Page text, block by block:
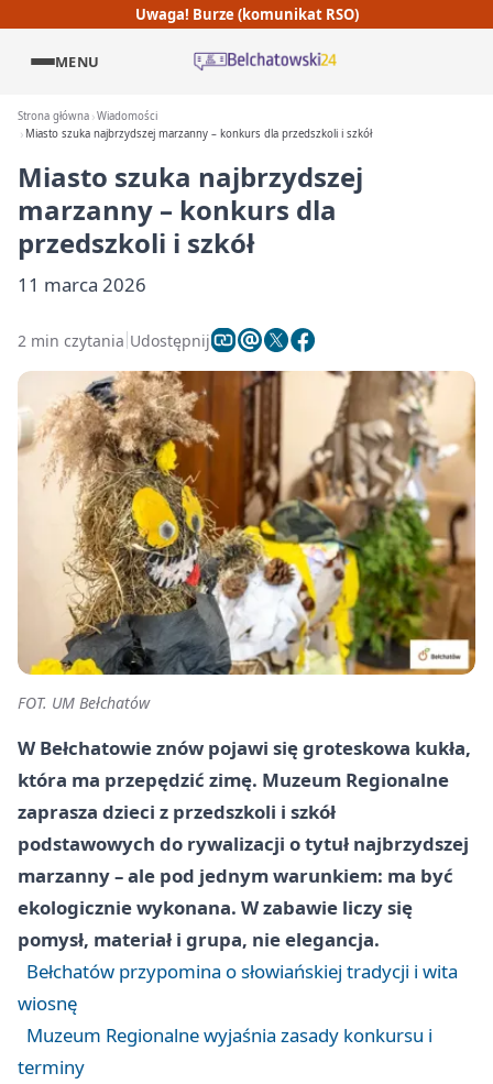
Uwaga! Burze (komunikat RSO)
MENU
Strona główna Wiadomości
Miasto szuka najbrzydszej marzanny – konkurs dla przedszkoli i szkół
Miasto szuka najbrzydszej
marzanny – konkurs dla
przedszkoli i szkół
11 marca 2026
2 min czytania Udostępnij
FOT. UM Bełchatów
W Bełchatowie znów pojawi się groteskowa kukła,
która ma przepędzić zimę. Muzeum Regionalne
zaprasza dzieci z przedszkoli i szkół
podstawowych do rywalizacji o tytuł najbrzydszej
marzanny – ale pod jednym warunkiem: ma być
ekologicznie wykonana. W zabawie liczy się
pomysł, materiał i grupa, nie elegancja.
Bełchatów przypomina o słowiańskiej tradycji i wita
wiosnę
Muzeum Regionalne wyjaśnia zasady konkursu i
terminy